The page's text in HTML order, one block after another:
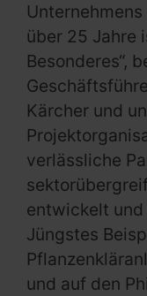
über 25 Jahre
Besonderes“,
Kärcher und
verlässliche
entwickelt und
Jüngstes
und auf den